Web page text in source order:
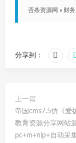
否条资源网 » 财
分享到：
上一篇
帝国cms7.5仿《爱
教育资源分享网站
pc+m+nip+自动采